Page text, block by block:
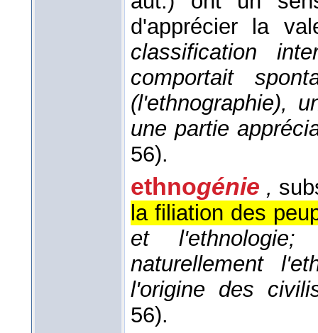
d'apprécier la
classification
comportait
(l'ethnographie),
une partie
56).
ethnogénie ,
la filiation des
et
naturellement
l'origine des
56).